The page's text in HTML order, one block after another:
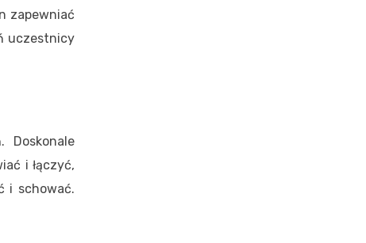
zapewniać
uczestnicy
Doskonale
i łączyć,
i schować.